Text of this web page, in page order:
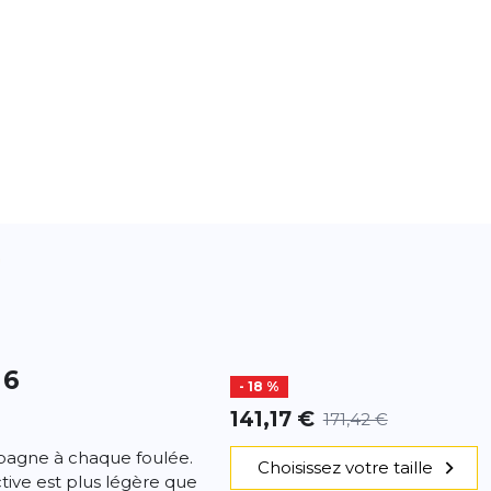
- 18 %
141,17 € 171,42 €
à chaque foulée.
est plus légère que
Choisissez votre taille